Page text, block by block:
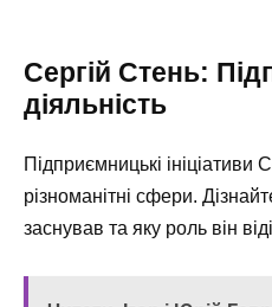
Сергій Стень:
діяльність
Підприємницькі
різноманітні сфери.
заснував та яку роль він